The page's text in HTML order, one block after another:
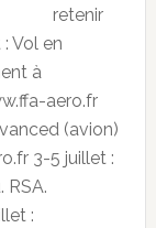
retenir
Vol en
à
aero.fr
(avion)
3-5 juillet :
RSA.
: